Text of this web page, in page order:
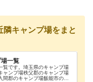
キャンプ場をまと
一覧
覧です。埼玉県のキャンプ場
ャンプ場秩父郡のキャンプ場
間郡のキャンプ場飯能市のキ